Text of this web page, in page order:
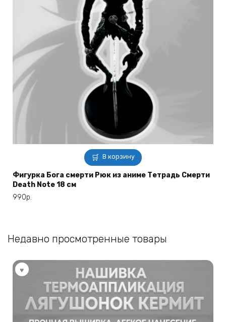
В корзину
Фигурка Бога смерти Рюк из аниме Тетрадь Смерти
Death Note 18 cм
990р.
Недавно просмотренные товары